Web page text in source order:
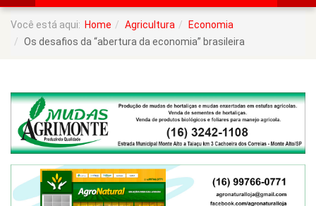
Você está aqui: Home Agricultura
Economia
Os desafios da “abertura da economia” brasileira